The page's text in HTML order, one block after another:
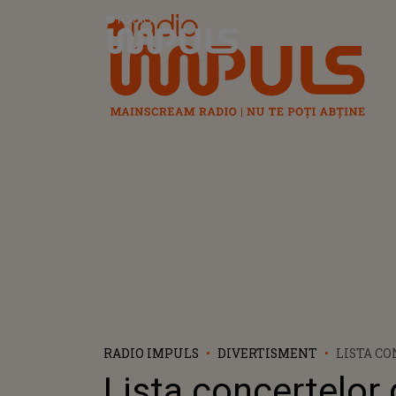
Radio Impuls
RADIO IMPULS DIVERTISMENT
LISTA